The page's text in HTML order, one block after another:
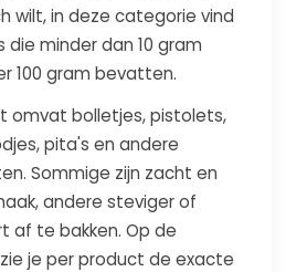
wilt, in deze categorie vind
die minder dan 10 gram
100 gram bevatten.
omvat bolletjes, pistolets,
pita's en andere
Sommige zijn zacht en
andere steviger of
af te bakken. Op de
je per product de exacte